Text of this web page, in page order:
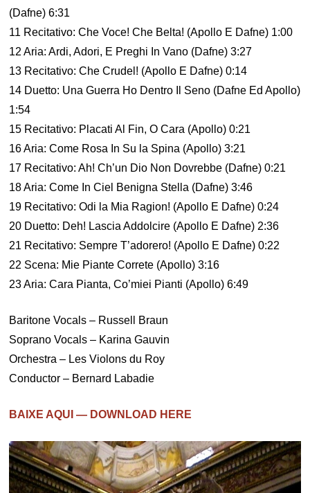
(Dafne) 6:31
11 Recitativo: Che Voce! Che Belta! (Apollo E Dafne) 1:00
12 Aria: Ardi, Adori, E Preghi In Vano (Dafne) 3:27
13 Recitativo: Che Crudel! (Apollo E Dafne) 0:14
14 Duetto: Una Guerra Ho Dentro Il Seno (Dafne Ed Apollo)
1:54
15 Recitativo: Placati Al Fin, O Cara (Apollo) 0:21
16 Aria: Come Rosa In Su la Spina (Apollo) 3:21
17 Recitativo: Ah! Ch’un Dio Non Dovrebbe (Dafne) 0:21
18 Aria: Come In Ciel Benigna Stella (Dafne) 3:46
19 Recitativo: Odi la Mia Ragion! (Apollo E Dafne) 0:24
20 Duetto: Deh! Lascia Addolcire (Apollo E Dafne) 2:36
21 Recitativo: Sempre T’adorero! (Apollo E Dafne) 0:22
22 Scena: Mie Piante Correte (Apollo) 3:16
23 Aria: Cara Pianta, Co’miei Pianti (Apollo) 6:49
Baritone Vocals – Russell Braun
Soprano Vocals – Karina Gauvin
Orchestra – Les Violons du Roy
Conductor – Bernard Labadie
BAIXE AQUI — DOWNLOAD HERE